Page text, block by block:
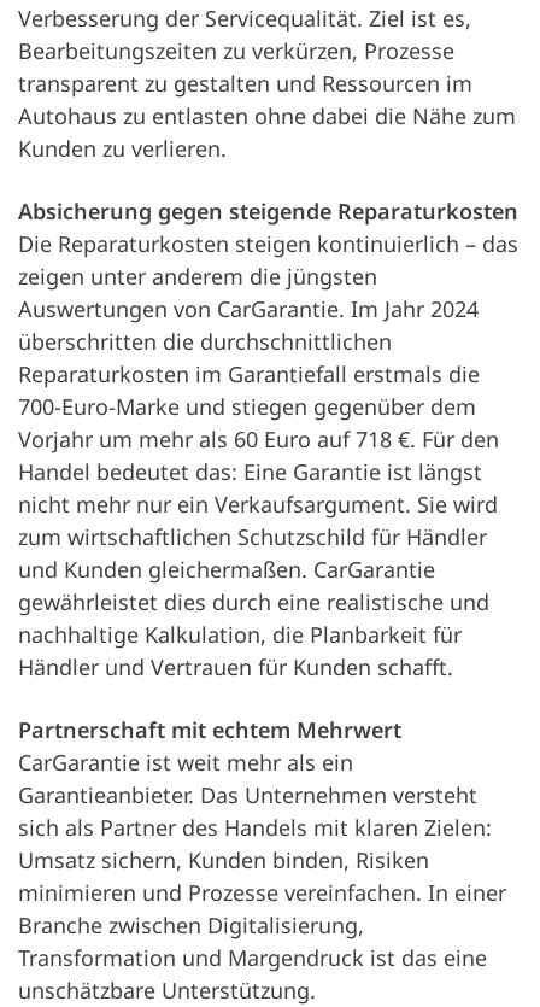
Verbesserung der Servicequalität. Ziel ist es,
Bearbeitungszeiten zu verkürzen, Prozesse
transparent zu gestalten und Ressourcen im
Autohaus zu entlasten ohne dabei die Nähe zum
Kunden zu verlieren.
Absicherung gegen steigende Reparaturkosten
Die Reparaturkosten steigen kontinuierlich – das
zeigen unter anderem die jüngsten
Auswertungen von CarGarantie. Im Jahr 2024
überschritten die durchschnittlichen
Reparaturkosten im Garantiefall erstmals die
700-Euro-Marke und stiegen gegenüber dem
Vorjahr um mehr als 60 Euro auf 718 €. Für den
Handel bedeutet das: Eine Garantie ist längst
nicht mehr nur ein Verkaufsargument. Sie wird
zum wirtschaftlichen Schutzschild für Händler
und Kunden gleichermaßen. CarGarantie
gewährleistet dies durch eine realistische und
nachhaltige Kalkulation, die Planbarkeit für
Händler und Vertrauen für Kunden schafft.
Partnerschaft mit echtem Mehrwert
CarGarantie ist weit mehr als ein
Garantieanbieter. Das Unternehmen versteht
sich als Partner des Handels mit klaren Zielen:
Umsatz sichern, Kunden binden, Risiken
minimieren und Prozesse vereinfachen. In einer
Branche zwischen Digitalisierung,
Transformation und Margendruck ist das eine
unschätzbare Unterstützung.